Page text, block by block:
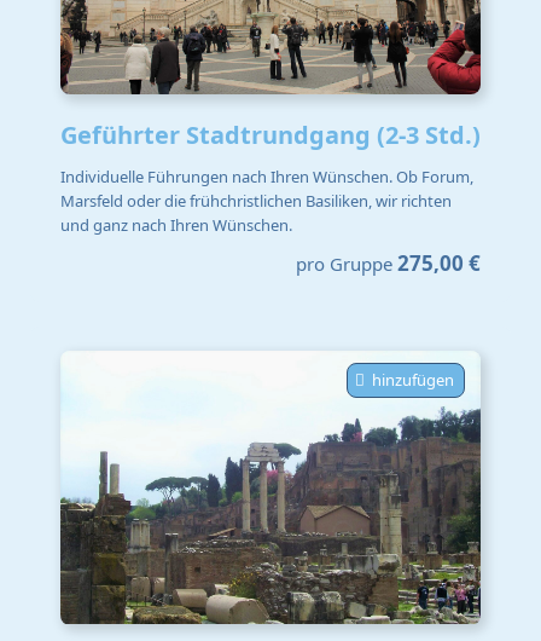
Geführter Stadtrundgang (2-3 Std.)
Individuelle Führungen nach Ihren Wünschen. Ob Forum,
Marsfeld oder die frühchristlichen Basiliken, wir richten
und ganz nach Ihren Wünschen.
pro Gruppe 275,00 €
hinzufügen